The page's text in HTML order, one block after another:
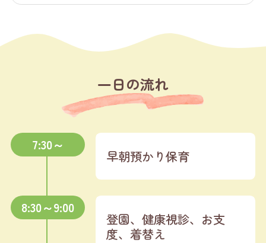
一日の流れ
7:30～
早朝預かり保育
8:30～9:00
登園、健康視診、お支
度、着替え